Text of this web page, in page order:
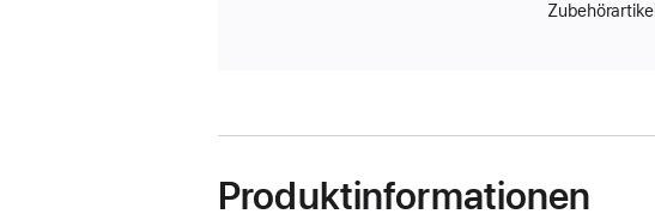
Zubehörartikel
Produktinformationen